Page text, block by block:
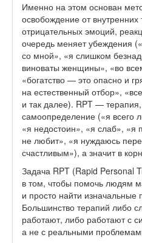
Именно на этом основан
освобождение от
отрицательных эмоций,
очередь меняет убеждения
со мной», «я слишком
виноваты женщины», «во
«богатство — это опасно и
на естественный отбор»,
и так далее). RPT —
самоопределение («я всего
«я недостоин», «я слаб», «я
не любит», «я нуждаюсь
счастливым»), а значит в
Задача RPT (Rapid Personal
в том, чтобы помочь людям
и просто найти
Большинство терапий либо
работают, либо работают с
а не с реальными